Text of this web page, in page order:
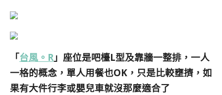
「台風。R」座位是吧檯L型及靠牆一整排，一人
一格的概念，單人用餐也OK，只是比較壅擠，如
果有大件行李或嬰兒車就沒那麼適合了